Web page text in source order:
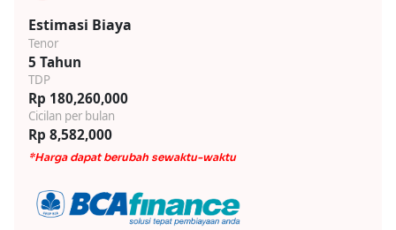
Estimasi Biaya
Tenor
5 Tahun
TDP
Rp 180,260,000
Cicilan per bulan
Rp 8,582,000
*Harga dapat berubah sewaktu-waktu